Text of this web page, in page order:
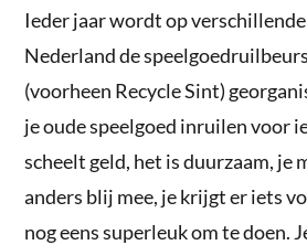
Ieder jaar wordt op
Nederland de
(voorheen Recycle Sint)
je oude speelgoed inruilen voor
scheelt geld, het is duurzaam, je
anders blij mee, je krijgt er iets
nog eens superleuk om te doen.